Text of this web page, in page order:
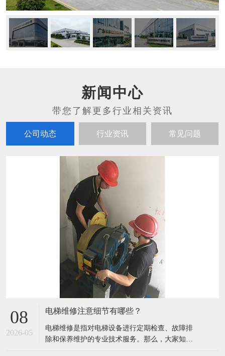
新闻中心
公司动态 行业资讯 常见问题
08
2026-05
电梯维修注意细节有哪些？
电梯维修是指对电梯设备进行定期检查、故障排
除和保养维护的专业技术服务。​那么，大家知道